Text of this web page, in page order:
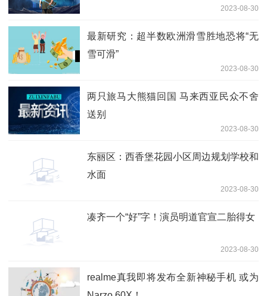
2023-08-30
最新研究：超半数欧洲滑雪胜地恐将“无
雪可滑”
2023-08-30
两只旅马大熊猫回国 马来西亚民众不舍
送别
2023-08-30
东丽区：西香堡花园小区周边规划学校和
水面
2023-08-30
凑齐一个“好”字！演员明道官宣二胎得女
2023-08-30
realme真我即将发布全新神秘手机 或为